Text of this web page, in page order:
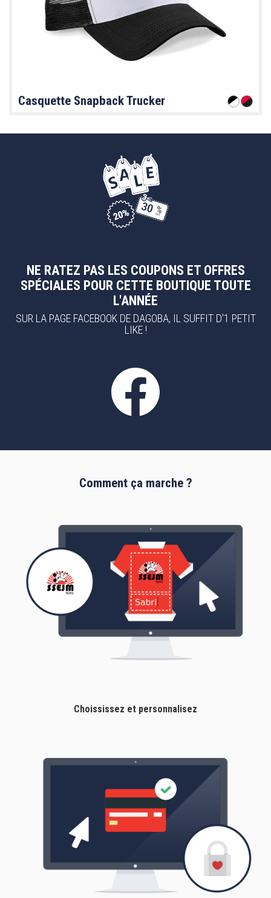
Casquette Snapback Trucker
NE RATEZ PAS LES COUPONS ET OFFRES
SPÉCIALES POUR CETTE BOUTIQUE TOUTE
L'ANNÉE
SUR LA PAGE FACEBOOK DE DAGOBA, IL SUFFIT D'1 PETIT
LIKE !
Comment ça marche ?
Choississez et personnalisez